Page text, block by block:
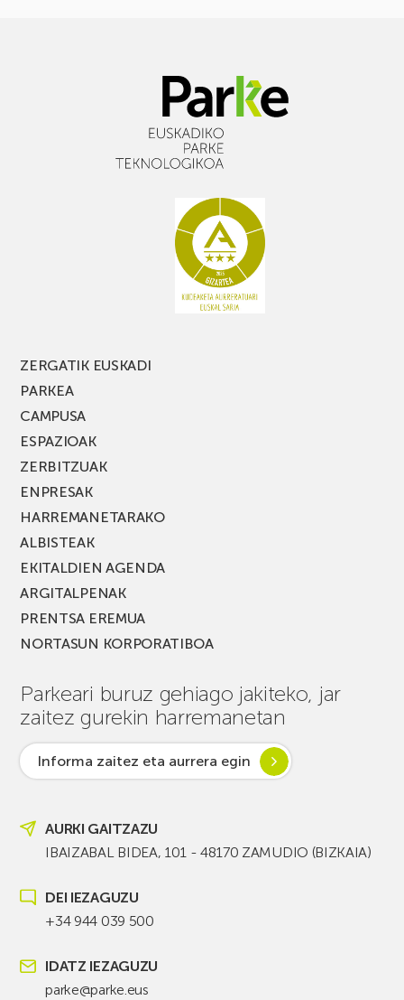
ZERGATIK EUSKADI
PARKEA
CAMPUSA
ESPAZIOAK
ZERBITZUAK
ENPRESAK
HARREMANETARAKO
ALBISTEAK
EKITALDIEN AGENDA
ARGITALPENAK
PRENTSA EREMUA
NORTASUN KORPORATIBOA
Parkeari buruz gehiago jakiteko, jar
zaitez gurekin harremanetan
Informa zaitez eta aurrera egin
AURKI GAITZAZU
IBAIZABAL BIDEA, 101 - 48170 ZAMUDIO (BIZKAIA)
DEI IEZAGUZU
+34 944 039 500
IDATZ IEZAGUZU
parke@parke.eus